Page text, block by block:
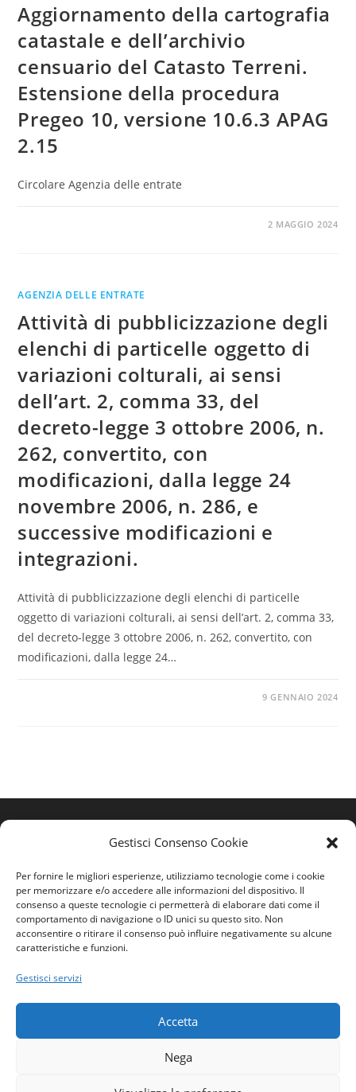
Gestisci Consenso Cookie
Per fornire le migliori esperienze, utilizziamo tecnologie come i cookie
per memorizzare e/o accedere alle informazioni del dispositivo. Il
consenso a queste tecnologie ci permetterà di elaborare dati come il
comportamento di navigazione o ID unici su questo sito. Non
acconsentire o ritirare il consenso può influire negativamente su alcune
caratteristiche e funzioni.
Gestisci servizi
Accetta
Nega
Aggiornamento della cartografia
catastale e dell’archivio
censuario del Catasto Terreni.
Estensione della procedura
Pregeo 10, versione 10.6.3 APAG
2.15
Circolare Agenzia delle entrate
2 MAGGIO 2024
AGENZIA DELLE ENTRATE
Attività di pubblicizzazione degli
elenchi di particelle oggetto di
variazioni colturali, ai sensi
dell’art. 2, comma 33, del
decreto-legge 3 ottobre 2006, n.
262, convertito, con
modificazioni, dalla legge 24
novembre 2006, n. 286, e
successive modificazioni e
integrazioni.
Attività di pubblicizzazione degli elenchi di particelle
oggetto di variazioni colturali, ai sensi dell’art. 2, comma 33,
del decreto-legge 3 ottobre 2006, n. 262, convertito, con
modificazioni, dalla legge 24…
9 GENNAIO 2024
Home
Ordine
Contatti